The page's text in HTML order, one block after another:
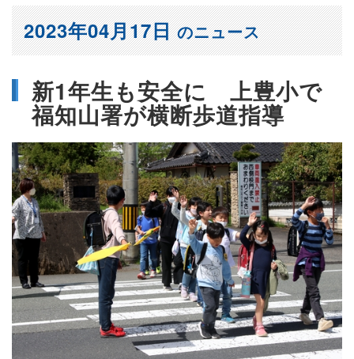
新1年生も安全に 上豊小で
福知山署が横断歩道指導
2023年04月17日のニュース